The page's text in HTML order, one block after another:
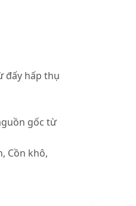
đấy hấp thụ
gốc từ
Cồn khô,